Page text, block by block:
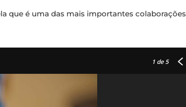
que é uma das mais importantes colaborações
1 de 5